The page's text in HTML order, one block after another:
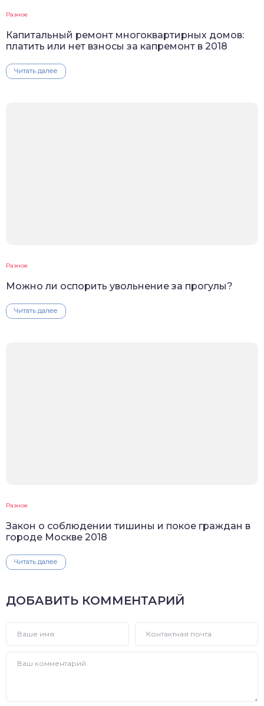
Разное
Капитальный ремонт многоквартирных домов:
платить или нет взносы за капремонт в 2018
Читать далее
Разное
Можно ли оспорить увольнение за прогулы?
Читать далее
Разное
Закон о соблюдении тишины и покое граждан в
городе Москве 2018
Читать далее
ДОБАВИТЬ КОММЕНТАРИЙ